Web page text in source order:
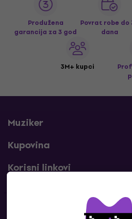
Produžena
garancija za 3 god
Povrat robe do
dana
3M+ kupci
Muziker
Kupovina
Korisni linkovi
Kontakti